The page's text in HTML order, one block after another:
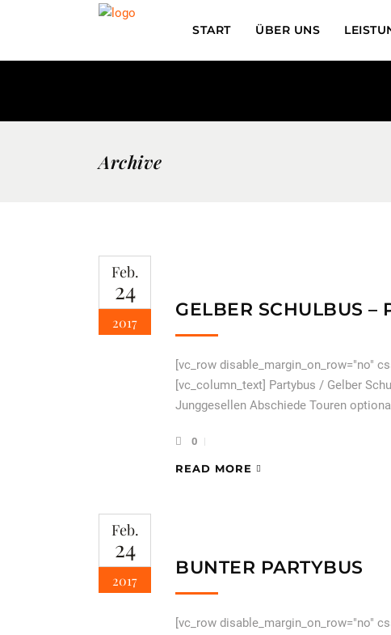
START ÜBER UNS
Archive
Feb.
24
2017
GELBER SCHULBUS –
[vc_row disable_margin_on_row="no"
[vc_column_text] Partybus / Gelber
Junggesellen Abschiede Touren
0
READ MORE
Feb.
24
2017
BUNTER PARTYBUS
[vc_row disable_margin_on_row="no"